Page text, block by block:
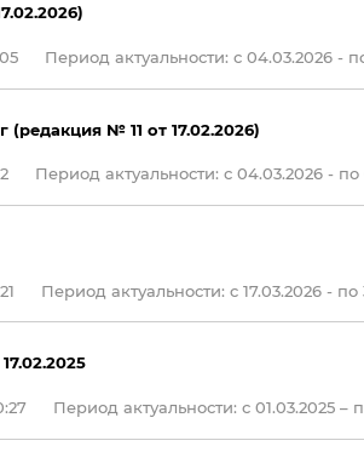
Период актуальности: с 04.03.2026 -
№ 11 от 17.02.2026)
Период актуальности: с 04.03.2026 - по
Период актуальности: c 17.03.2026 - по
Период актуальности: с 01.03.2025 –